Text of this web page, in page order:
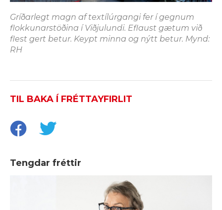
Gríðarlegt magn af textílúrgangi fer í gegnum
flokkunarstöðina í Viðjulundi. Eflaust gætum við
flest gert betur. Keypt minna og nýtt betur. Mynd:
RH
TIL BAKA Í FRÉTTAYFIRLIT
Tengdar fréttir